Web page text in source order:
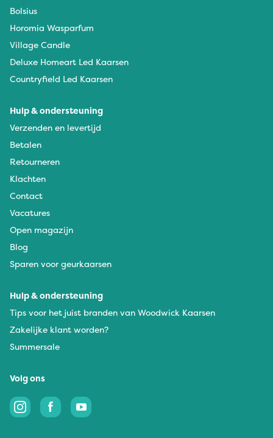
Bolsius
Horomia Wasparfum
Village Candle
Deluxe Homeart Led Kaarsen
Countryfield Led Kaarsen
Hulp & ondersteuning
Verzenden en levertijd
Betalen
Retourneren
Klachten
Contact
Vacatures
Open magazijn
Blog
Sparen voor geurkaarsen
Hulp & ondersteuning
Tips voor het juist branden van Woodwick Kaarsen
Zakelijke klant worden?
Summersale
Volg ons